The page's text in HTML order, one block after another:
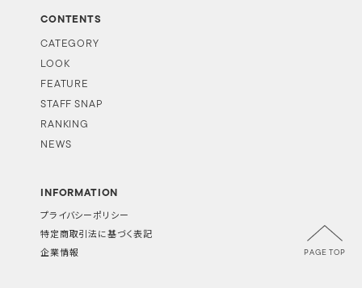
CONTENTS
CATEGORY
LOOK
FEATURE
STAFF SNAP
RANKING
NEWS
INFORMATION
プライバシーポリシー
特定商取引法に基づく表記
企業情報 PAGE TOP